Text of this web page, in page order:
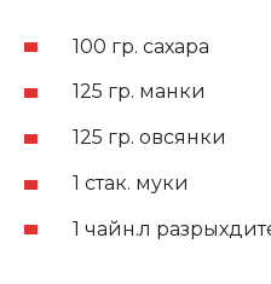
100 гр. сахара
125 гр. манки
125 гр. овсянки
1 стак. муки
1 чайн.л